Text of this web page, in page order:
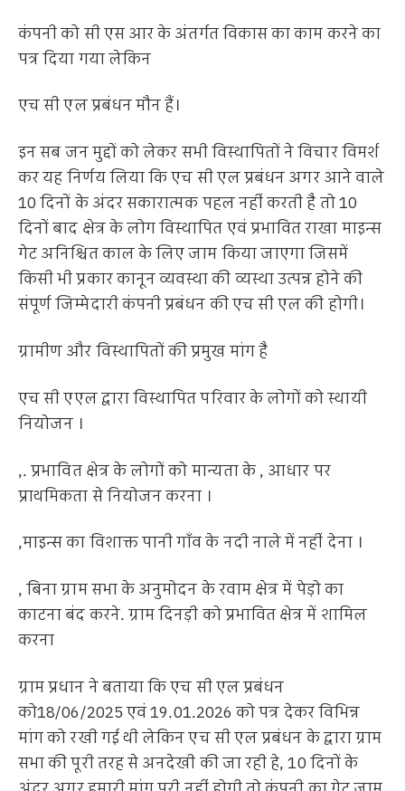
कंपनी को सी एस आर के अंतर्गत विकास का काम करने का
पत्र दिया गया लेकिन
एच सी एल प्रबंधन मौन हैं।
इन सब जन मुद्दों को लेकर सभी विस्थापितों ने विचार विमर्श
कर यह निर्णय लिया कि एच सी एल प्रबंधन अगर आने वाले
10 दिनों के अंदर सकारात्मक पहल नहीं करती है तो 10
दिनों बाद क्षेत्र के लोग विस्थापित एवं प्रभावित राखा माइन्स
गेट अनिश्चित काल के लिए जाम किया जाएगा जिसमें
किसी भी प्रकार कानून व्यवस्था की व्यस्था उत्पन्न होने की
संपूर्ण जिम्मेदारी कंपनी प्रबंधन की एच सी एल की होगी।
ग्रामीण और विस्थापितों की प्रमुख मांग है
एच सी एएल द्वारा विस्थापित परिवार के लोगों को स्थायी
नियोजन ।
,. प्रभावित क्षेत्र के लोगों को मान्यता के , आधार पर
प्राथमिकता से नियोजन करना ।
,माइन्स का विशाक्त पानी गाँव के नदी नाले में नहीं देना ।
, बिना ग्राम सभा के अनुमोदन के रवाम क्षेत्र में पेड़ो का
काटना बंद करने. ग्राम दिनड़ी को प्रभावित क्षेत्र में शामिल
करना
ग्राम प्रधान ने बताया कि एच सी एल प्रबंधन
को18/06/2025 एवं 19.01.2026 को पत्र देकर विभिन्न
मांग को रखी गई थी लेकिन एच सी एल प्रबंधन के द्वारा ग्राम
सभा की पूरी तरह से अनदेखी की जा रही हे, 10 दिनों के